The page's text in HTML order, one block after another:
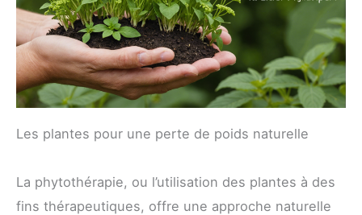
Les plantes pour une perte de poids naturelle
La phytothérapie, ou l’utilisation des plantes à des
fins thérapeutiques, offre une approche naturelle